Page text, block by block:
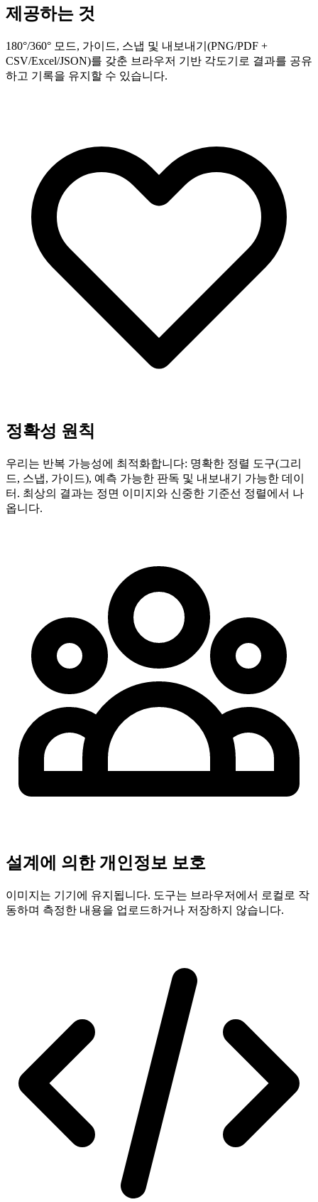
제공하는 것
180°/360° 모드, 가이드, 스냅 및 내보내기(PNG/PDF +
CSV/Excel/JSON)를 갖춘 브라우저 기반 각도기로 결과를 공유
하고 기록을 유지할 수 있습니다.
정확성 원칙
우리는 반복 가능성에 최적화합니다: 명확한 정렬 도구(그리
드, 스냅, 가이드), 예측 가능한 판독 및 내보내기 가능한 데이
터. 최상의 결과는 정면 이미지와 신중한 기준선 정렬에서 나
옵니다.
설계에 의한 개인정보 보호
이미지는 기기에 유지됩니다. 도구는 브라우저에서 로컬로 작
동하며 측정한 내용을 업로드하거나 저장하지 않습니다.